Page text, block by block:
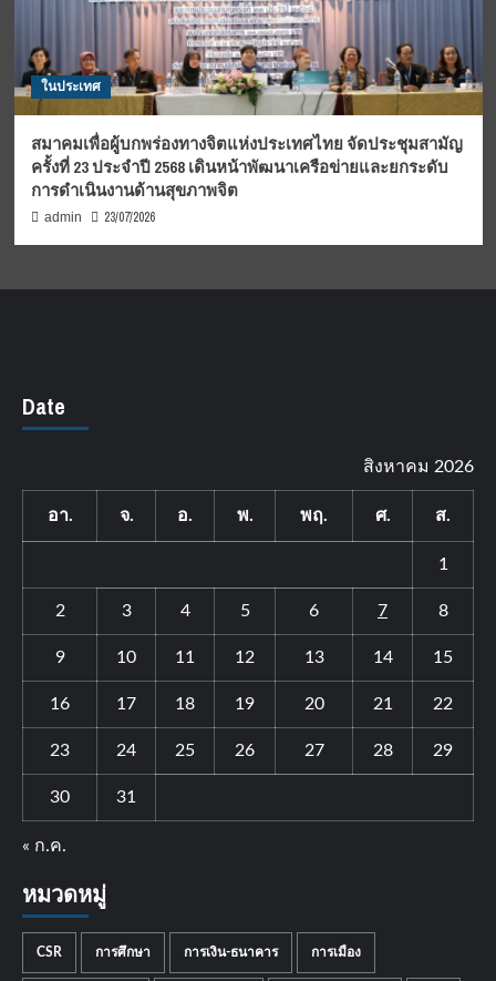
ในประเทศ
สมาคมเพื่อผู้บกพร่องทางจิตแห่งประเทศไทย จัดประชุมสามัญ
ครั้งที่ 23 ประจำปี 2568 เดินหน้าพัฒนาเครือข่ายและยกระดับ
การดำเนินงานด้านสุขภาพจิต
admin 23/07/2026
Date
สิงหาคม 2026
อา. จ. อ. พ. พฤ. ศ. ส.
1
2 3 4 5 6 7 8
9 10 11 12 13 14 15
16 17 18 19 20 21 22
23 24 25 26 27 28 29
30 31
« ก.ค.
หมวดหมู่
CSR การศึกษา การเงิน-ธนาคาร การเมือง